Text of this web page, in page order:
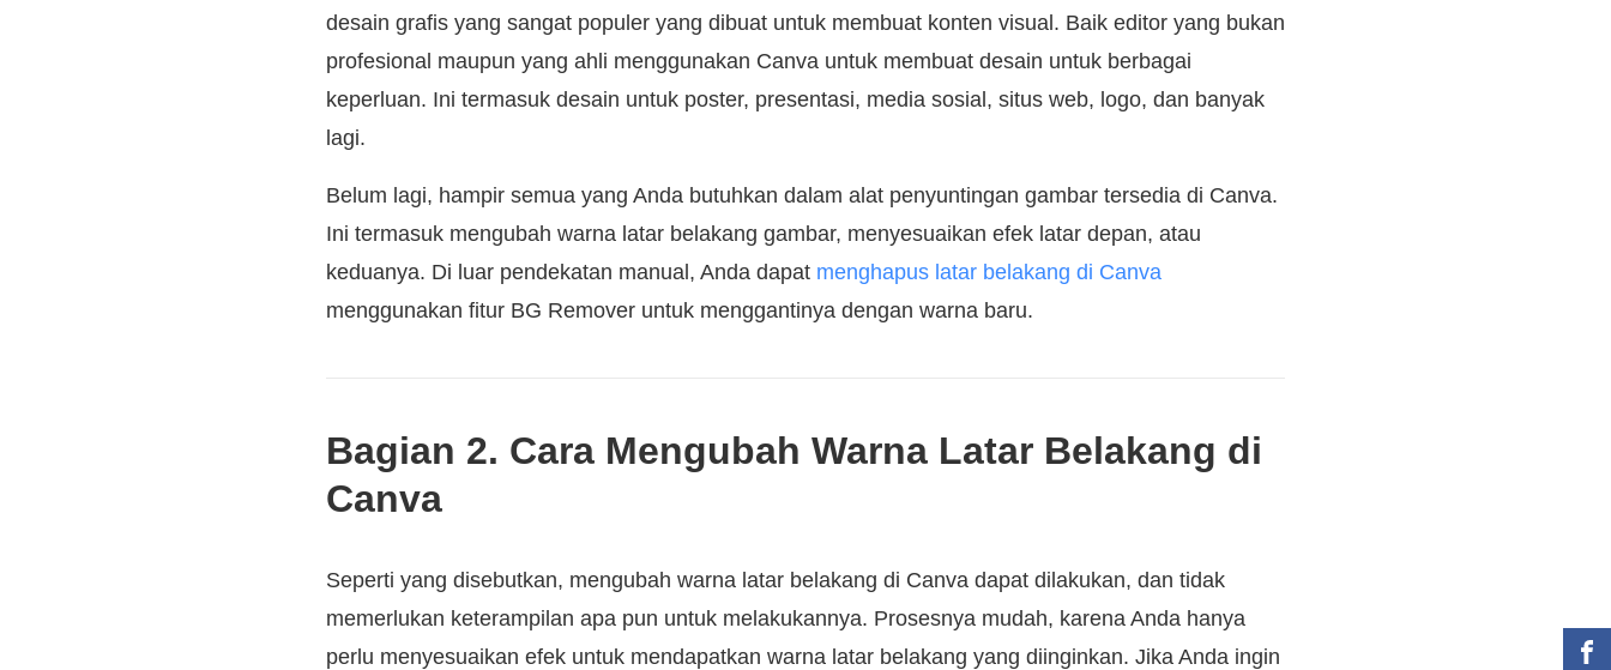
desain grafis yang sangat populer yang dibuat untuk membuat konten visual. Baik editor yang bukan
profesional maupun yang ahli menggunakan Canva untuk membuat desain untuk berbagai
keperluan. Ini termasuk desain untuk poster, presentasi, media sosial, situs web, logo, dan banyak
lagi.
Belum lagi, hampir semua yang Anda butuhkan dalam alat penyuntingan gambar tersedia di Canva.
Ini termasuk mengubah warna latar belakang gambar, menyesuaikan efek latar depan, atau
keduanya. Di luar pendekatan manual, Anda dapat menghapus latar belakang di Canva
menggunakan fitur BG Remover untuk menggantinya dengan warna baru.
Bagian 2. Cara Mengubah Warna Latar Belakang di
Canva
Seperti yang disebutkan, mengubah warna latar belakang di Canva dapat dilakukan, dan tidak
memerlukan keterampilan apa pun untuk melakukannya. Prosesnya mudah, karena Anda hanya
perlu menyesuaikan efek untuk mendapatkan warna latar belakang yang diinginkan. Jika Anda ingin